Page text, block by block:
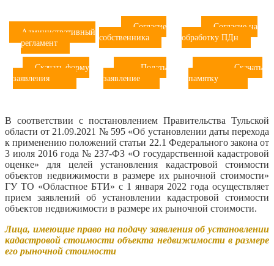
Административный
регламент
Согласие
собственника
Согласие на
обработку ПДн
Скачать форму
заявления
Подать
заявление
Скачать
памятку
В соответствии с постановлением Правительства Тульской
области от 21.09.2021 № 595 «Об установлении даты перехода
к применению положений статьи 22.1 Федерального закона от
3 июля 2016 года № 237-ФЗ «О государственной кадастровой
оценке» для целей установления кадастровой стоимости
объектов недвижимости в размере их рыночной стоимости»
ГУ ТО «Областное БТИ» с 1 января 2022 года осуществляет
прием заявлений об установлении кадастровой стоимости
объектов недвижимости в размере их рыночной стоимости.
Лица, имеющие право на подачу заявления об установлении
кадастровой стоимости объекта недвижимости в размере
его рыночной стоимости